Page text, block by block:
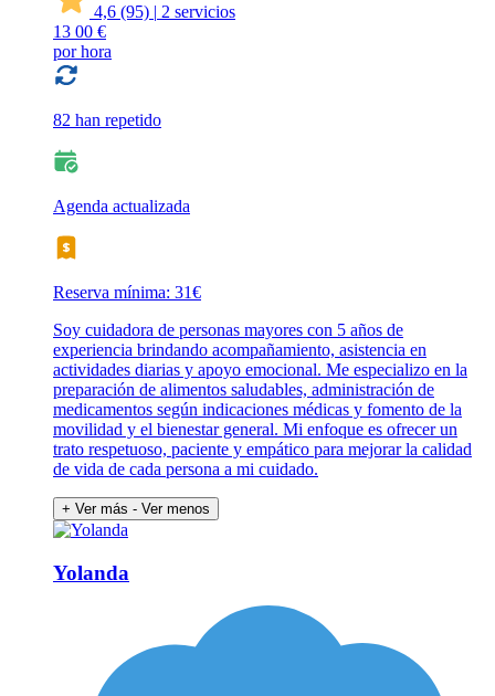
4,6 (95) | 2 servicios
13 00 €
por hora
82 han repetido
Agenda actualizada
Reserva mínima: 31€
Soy cuidadora de personas mayores con 5 años de
experiencia brindando acompañamiento, asistencia en
actividades diarias y apoyo emocional. Me especializo en la
preparación de alimentos saludables, administración de
medicamentos según indicaciones médicas y fomento de la
movilidad y el bienestar general. Mi enfoque es ofrecer un
trato respetuoso, paciente y empático para mejorar la calidad
de vida de cada persona a mi cuidado.
+ Ver más - Ver menos
Yolanda